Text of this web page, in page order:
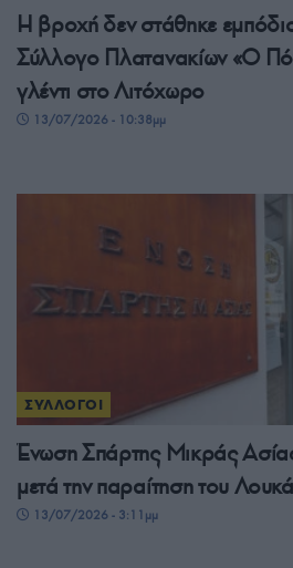
Η βροχή δεν στάθηκε εμπόδιο
Σύλλογο Πλατανακίων «Ο
γλέντι στο Λιτόχωρο
13/07/2026 - 10:38μμ
ΣΥΛΛΟΓΟΙ
Ένωση Σπάρτης Μικράς
μετά την παραίτηση του
13/07/2026 - 3:11μμ